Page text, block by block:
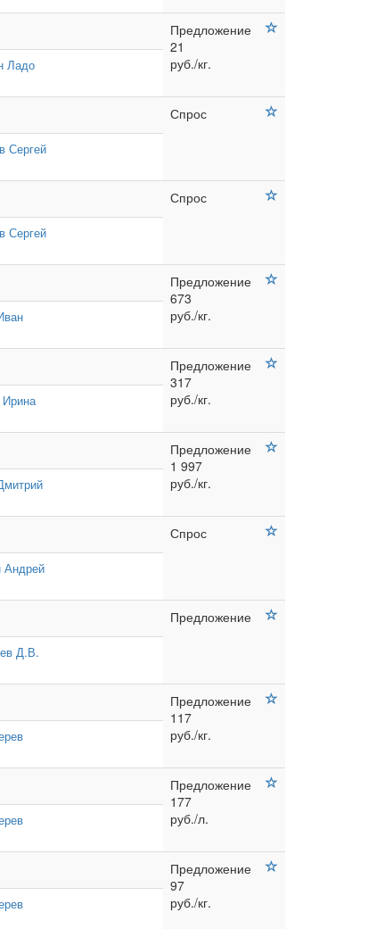
Предложение
21
руб./кг.
Ладо
Спрос
Сергей
Спрос
Сергей
Предложение
673
руб./кг.
Предложение
317
руб./кг.
Ирина
Предложение
1 997
руб./кг.
Спрос
Андрей
Предложение
Д.В.
Предложение
117
руб./кг.
Предложение
177
руб./л.
Предложение
97
руб./кг.